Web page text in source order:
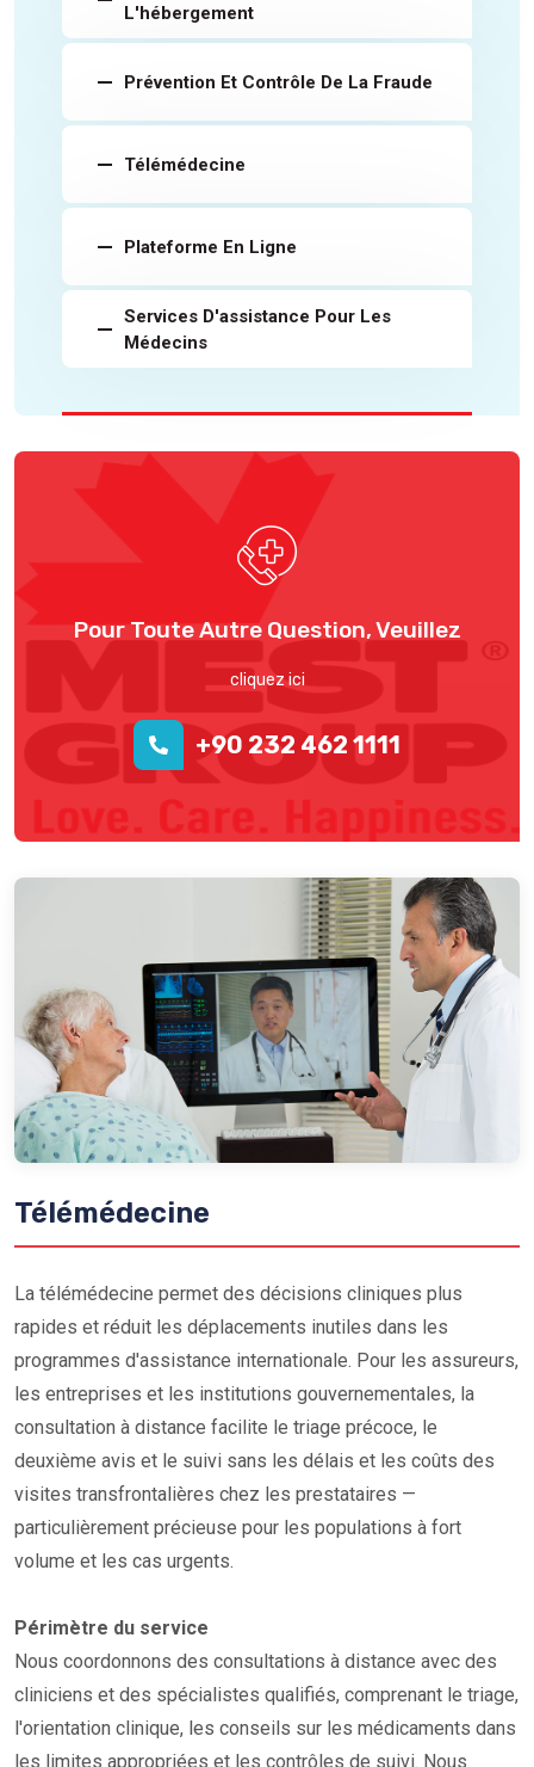
L'hébergement
Prévention Et Contrôle De La Fraude
Télémédecine
Plateforme En Ligne
Services D'assistance Pour Les
Médecins
Pour Toute Autre Question, Veuillez
cliquez ici
+90 232 462 1111
Télémédecine
La télémédecine permet des décisions cliniques plus
rapides et réduit les déplacements inutiles dans les
programmes d'assistance internationale. Pour les assureurs,
les entreprises et les institutions gouvernementales, la
consultation à distance facilite le triage précoce, le
deuxième avis et le suivi sans les délais et les coûts des
visites transfrontalières chez les prestataires —
particulièrement précieuse pour les populations à fort
volume et les cas urgents.
Périmètre du service
Nous coordonnons des consultations à distance avec des
cliniciens et des spécialistes qualifiés, comprenant le triage,
l'orientation clinique, les conseils sur les médicaments dans
les limites appropriées et les contrôles de suivi. Nous